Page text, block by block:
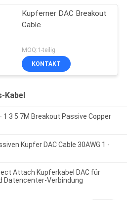
Kupferner DAC Breakout
Cable
MOQ:1-teilig
KONTAKT
Kabel
1 3 5 7M Breakout Passive Copper
Kupfer DAC Cable 30AWG 1 -
Attach Kupferkabel DAC für
Datencenter-Verbindung